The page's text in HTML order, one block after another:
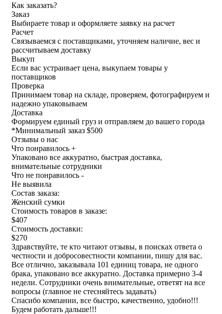
Как заказать?
Заказ
Выбираете товар и оформляете заявку на расчет
Расчет
Связываемся с поставщиками, уточняем наличие, вес и
рассчитываем доставку
Выкуп
Если вас устраивает цена, выкупаем товары у
поставщиков
Проверка
Принимаем товар на складе, проверяем, фотографируем и
надежно упаковываем
Доставка
Формируем единый груз и отправляем до вашего города
*Минимальный заказ $500
Отзывы о нас
Что понравилось +
Упаковано все аккуратно, быстрая доставка,
внимательные сотрудники
Что не понравилось -
Не выявила
Состав заказа:
Женский сумки
Стоимость товаров в заказе:
$407
Стоимость доставки:
$270
Здравствуйте, те кто читают отзывы, в поисках ответа о
честности и добросовестности компании, пишу для вас.
Все отлично, заказывала 101 единиц товара, не одного
брака, упаковано все аккуратно. Доставка примерно 3-4
недели. Сотрудники очень внимательные, ответят на все
вопросы (главное не стесняйтесь задавать)
Спасибо компании, все быстро, качественно, удобно!!!
Будем работать дальше!!!